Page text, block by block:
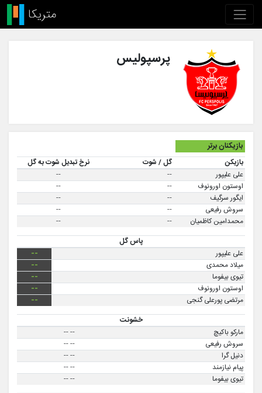
پرسپولیس
بازیکنان برتر
بازیکن گل / شوت
نرخ تبدیل شوت به گل
علی علیپور
--
--
اوستون اورونوف
--
--
ایگور سرگیف
--
--
سروش رفیعی
--
--
محمدامین کاظمیان
--
--
پاس گل
علی علیپور
--
میلاد محمدی
--
تیوی بیفوما
--
اوستون اورونوف
--
مرتضی پورعلی گنجی
--
خشونت
مارکو باکیچ
--
--
سروش رفیعی
--
--
دنیل گرا
--
--
پیام نیازمند
--
--
تیوی بیفوما
--
--